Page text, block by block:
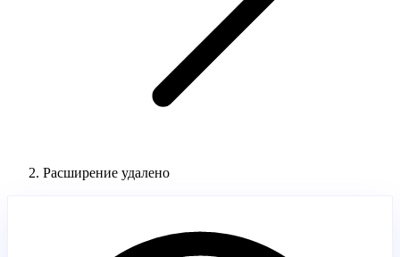
Расширение удалено